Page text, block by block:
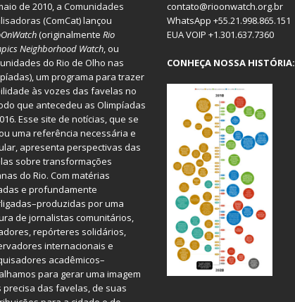
de 2010, a Comunidades
(ComCat) lançou
(originalmente Rio
Neighborhood Watch, ou
do Rio de Olho nas
um programa para trazer
às vozes das favelas no
que antecedeu as Olimpíadas
Esse site de notícias, que se
uma referência necessária e
apresenta perspectivas das
sobre transformações
do Rio. Com matérias
e profundamente
por uma
de jornalistas comunitários,
repórteres solidários,
internacionais e
acadêmicos–
para gerar uma imagem
precisa das favelas, de suas
contato@rioonwatch.org.br
WhatsApp +55.21.998.865.151
EUA VOIP +1.301.637.7360
CONHEÇA NOSSA HISTÓRIA: